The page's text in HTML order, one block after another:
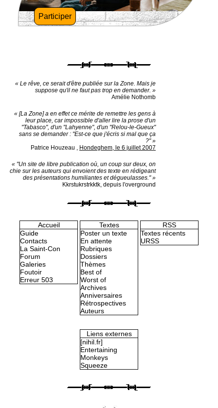
Participer
« Le rêve, ce serait d'être publiée sur la Zone. Mais je
suppose qu'il ne faut pas trop en demander. »
Amélie Nothomb
« [La Zone] a en effet ce mérite de remettre les gens à
leur place, car impossible d'aller lire la prose d'un
"Tabasco", d'un "Lahyenne", d'un "Relou-le-Gueux"
sans se demander : "Est-ce que j'écris si mal que ça
?" »
Patrice Houzeau , Hondeghem, le 6 juillet 2007
« "Un site de libre publication où, un coup sur deux, on
chie sur les auteurs qui envoient des texte en rédigeant
des présentations humiliantes et dégueulasses." »
Kkrstukrstrkktk, depuis l'overground
Accueil
Guide
Contacts
La Saint-Con
Forum
Galeries
Foutoir
Erreur 503
Textes
Poster un texte
En attente
Rubriques
Dossiers
Thèmes
Best of
Worst of
Archives
Anniversaires
Rétrospectives
Auteurs
RSS
Textes récents
URSS
Liens externes
[nihil.fr]
Entertaining
Monkeys
Squeeze